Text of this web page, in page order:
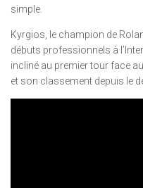
simple.
Kyrgios, le champion de
débuts professionnels à
incliné au premier tour face
et son classement depuis le